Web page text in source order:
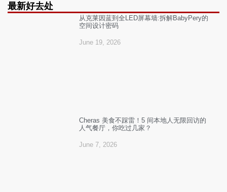
最新好去处
从克莱因蓝到全LED屏幕墙:拆解BabyPery的
空间设计密码
June 19, 2026
Cheras 美食不踩雷！5 间本地人无限回访的
人气餐厅，你吃过几家？
June 7, 2026